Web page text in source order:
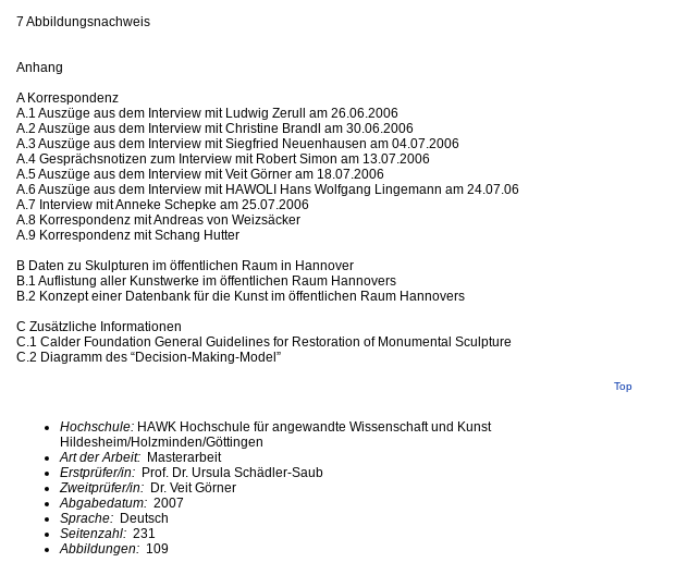
7 Abbildungsnachweis
Anhang
A Korrespondenz
A.1 Auszüge aus dem Interview mit Ludwig Zerull am 26.06.2006
A.2 Auszüge aus dem Interview mit Christine Brandl am 30.06.2006
A.3 Auszüge aus dem Interview mit Siegfried Neuenhausen am 04.07.2006
A.4 Gesprächsnotizen zum Interview mit Robert Simon am 13.07.2006
A.5 Auszüge aus dem Interview mit Veit Görner am 18.07.2006
A.6 Auszüge aus dem Interview mit HAWOLI Hans Wolfgang Lingemann am 24.07.06
A.7 Interview mit Anneke Schepke am 25.07.2006
A.8 Korrespondenz mit Andreas von Weizsäcker
A.9 Korrespondenz mit Schang Hutter
B Daten zu Skulpturen im öffentlichen Raum in Hannover
B.1 Auflistung aller Kunstwerke im öffentlichen Raum Hannovers
B.2 Konzept einer Datenbank für die Kunst im öffentlichen Raum Hannovers
C Zusätzliche Informationen
C.1 Calder Foundation General Guidelines for Restoration of Monumental Sculpture
C.2 Diagramm des “Decision-Making-Model”
Top
Hochschule: HAWK Hochschule für angewandte Wissenschaft und Kunst
Hildesheim/Holzminden/Göttingen
Art der Arbeit: Masterarbeit
Erstprüfer/in: Prof. Dr. Ursula Schädler-Saub
Zweitprüfer/in: Dr. Veit Görner
Abgabedatum: 2007
Sprache: Deutsch
Seitenzahl: 231
Abbildungen: 109